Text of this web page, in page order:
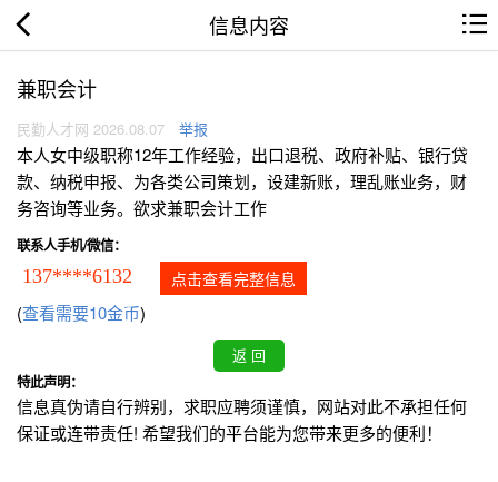
信息内容
兼职会计
民勤人才网 2026.08.07 举报
本人女中级职称12年工作经验，出口退税、政府补贴、银行贷
款、纳税申报、为各类公司策划，设建新账，理乱账业务，财
务咨询等业务。欲求兼职会计工作
联系人手机/微信：
137****6132 点击查看完整信息
(查看需要10金币)
特此声明：
信息真伪请自行辨别，求职应聘须谨慎，网站对此不承担任何
保证或连带责任! 希望我们的平台能为您带来更多的便利！